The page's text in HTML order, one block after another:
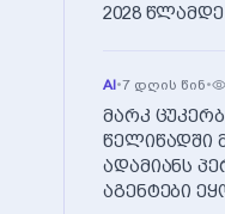
2028
AI•7 დღის წინ•
მარკ
წელიწადში
ადამიანს
აგენტები